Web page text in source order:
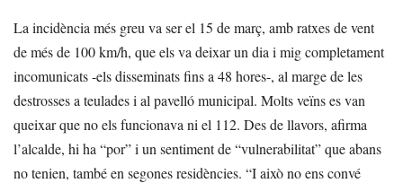
La incidència més greu va ser el 15 de març, amb ratxes de vent
de més de 100 km/h, que els va deixar un dia i mig completament
incomunicats -els disseminats fins a 48 hores-, al marge de les
destrosses a teulades i al pavelló municipal. Molts veïns es van
queixar que no els funcionava ni el 112. Des de llavors, afirma
l’alcalde, hi ha “por” i un sentiment de “vulnerabilitat” que abans
no tenien, també en segones residències. “I això no ens convé